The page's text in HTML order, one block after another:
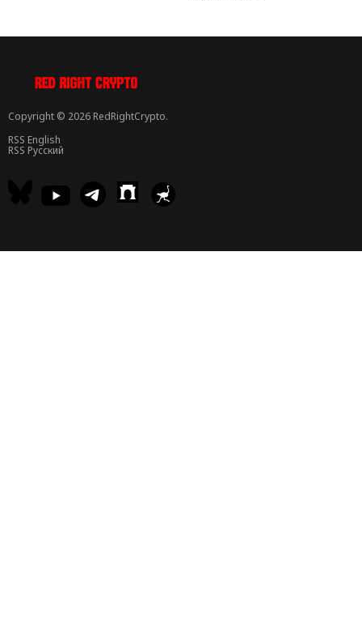
Copyright © 2026 RedRightCrypto.
RSS English
RSS Русский